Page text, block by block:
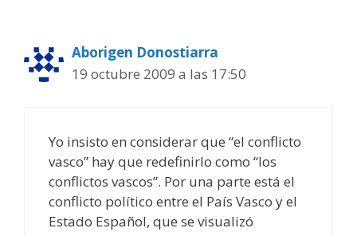
Aborigen Donostiarra
19 octubre 2009 a las 17:50
Yo insisto en considerar que “el conflicto
vasco” hay que redefinirlo como “los
conflictos vascos”. Por una parte está el
conflicto político entre el País Vasco y el
Estado Español, que se visualizó